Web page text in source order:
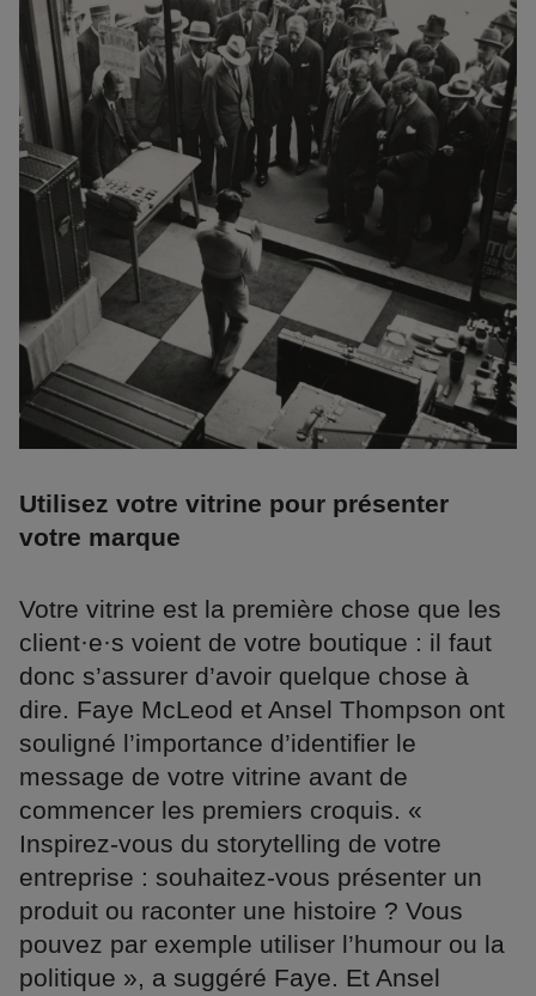
Utilisez votre vitrine pour présenter
votre marque
Votre vitrine est la première chose que les
client·e·s voient de votre boutique : il faut
donc s’assurer d’avoir quelque chose à
dire. Faye McLeod et Ansel Thompson ont
souligné l’importance d’identifier le
message de votre vitrine avant de
commencer les premiers croquis. «
Inspirez-vous du storytelling de votre
entreprise : souhaitez-vous présenter un
produit ou raconter une histoire ? Vous
pouvez par exemple utiliser l’humour ou la
politique », a suggéré Faye. Et Ansel